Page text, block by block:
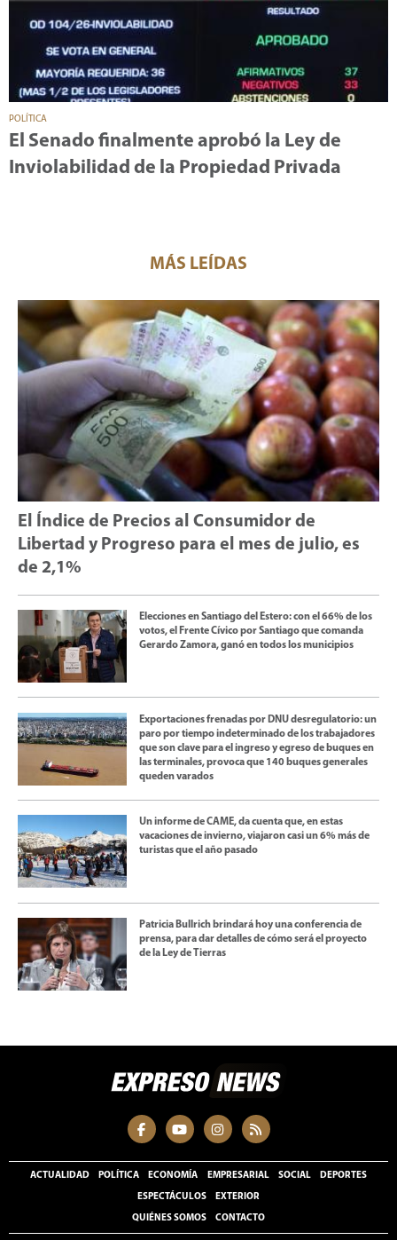
POLÍTICA
El Senado finalmente aprobó la Ley de
Inviolabilidad de la Propiedad Privada
MÁS LEÍDAS
El Índice de Precios al Consumidor de
Libertad y Progreso para el mes de julio, es
de 2,1%
Elecciones en Santiago del Estero: con el 66% de los
votos, el Frente Cívico por Santiago que comanda
Gerardo Zamora, ganó en todos los municipios
Exportaciones frenadas por DNU desregulatorio: un
paro por tiempo indeterminado de los trabajadores
que son clave para el ingreso y egreso de buques en
las terminales, provoca que 140 buques generales
queden varados
Un informe de CAME, da cuenta que, en estas
vacaciones de invierno, viajaron casi un 6% más de
turistas que el año pasado
Patricia Bullrich brindará hoy una conferencia de
prensa, para dar detalles de cómo será el proyecto
de la Ley de Tierras
ACTUALIDAD POLÍTICA ECONOMÍA EMPRESARIAL SOCIAL DEPORTES
ESPECTÁCULOS EXTERIOR
QUIÉNES SOMOS CONTACTO